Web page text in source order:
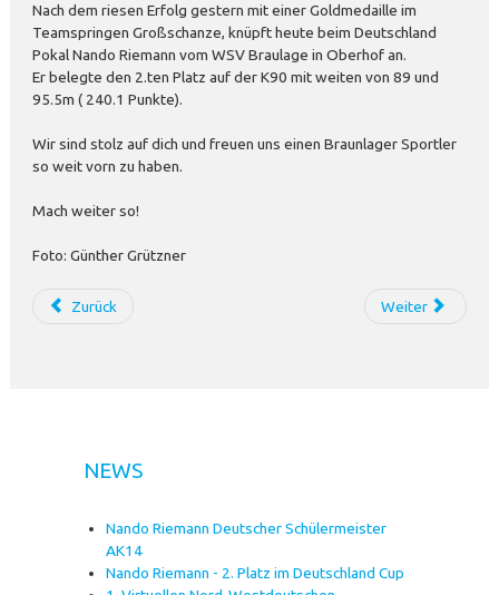
Nach dem riesen Erfolg gestern mit einer Goldmedaille im
Teamspringen Großschanze, knüpft heute beim Deutschland
Pokal Nando Riemann vom WSV Braulage in Oberhof an.
Er belegte den 2.ten Platz auf der K90 mit weiten von 89 und
95.5m ( 240.1 Punkte).
Wir sind stolz auf dich und freuen uns einen Braunlager Sportler
so weit vorn zu haben.
Mach weiter so!
Foto: Günther Grützner
Zurück Weiter
NEWS
Nando Riemann Deutscher Schülermeister
AK14
Nando Riemann - 2. Platz im Deutschland Cup